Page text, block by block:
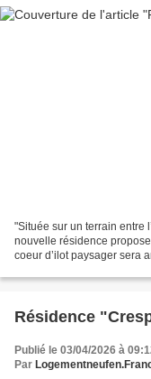
"Située sur un terrain entre
nouvelle résidence
coeur d’ilot paysager sera
Résidence
Publié le 03/04/2026 à
Par